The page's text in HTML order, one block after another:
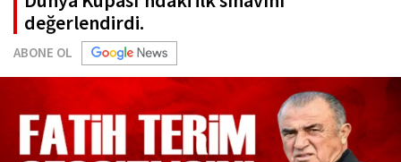
değerlendirdi.
ABONE OL